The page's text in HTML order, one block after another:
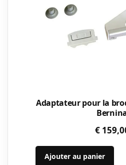
Adaptateur pour la
€
Ajouter au panier